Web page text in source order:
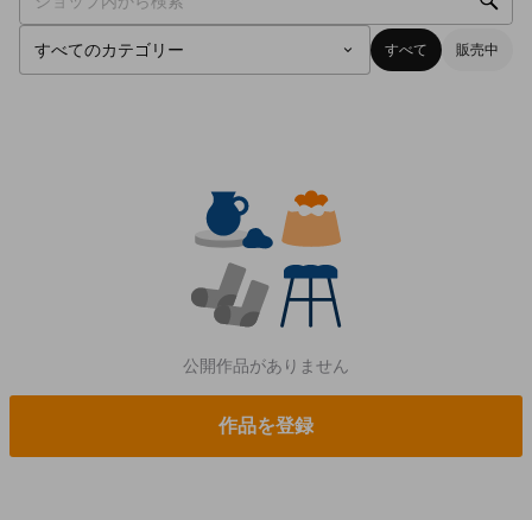
すべて 販売中
公開作品がありません
作品を登録